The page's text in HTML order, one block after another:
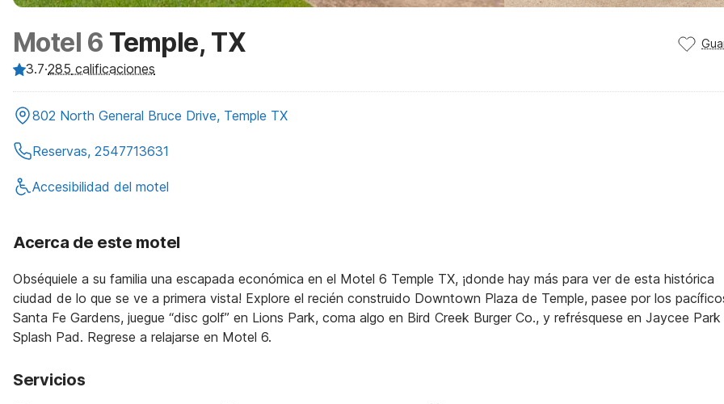
Motel 6 Temple, TX
3.7·285 calificaciones
802 North General Bruce Drive, Temple TX
Reservas, 2547713631
Accesibilidad del motel
Acerca de este motel
Obséquiele a su familia una escapada económica en el Motel 6 Temple TX, ¡donde hay más para ver de esta histórica
ciudad de lo que se ve a primera vista! Explore el recién construido Downtown Plaza de Temple, pasee por los
Santa Fe Gardens, juegue “disc golf” en Lions Park, coma algo en Bird Creek Burger Co., y refrésquese en Jaycee Park
Splash Pad. Regrese a relajarse en Motel 6.
Servicios